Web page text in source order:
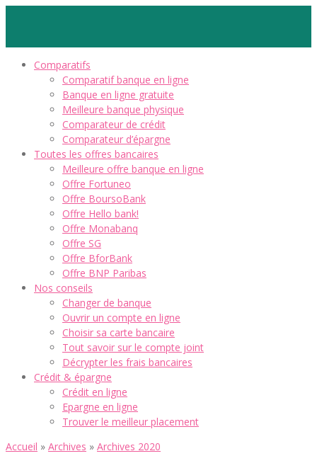
Comparatifs
Comparatif banque en ligne
Banque en ligne gratuite
Meilleure banque physique
Comparateur de crédit
Comparateur d’épargne
Toutes les offres bancaires
Meilleure offre banque en ligne
Offre Fortuneo
Offre BoursoBank
Offre Hello bank!
Offre Monabanq
Offre SG
Offre BforBank
Offre BNP Paribas
Nos conseils
Changer de banque
Ouvrir un compte en ligne
Choisir sa carte bancaire
Tout savoir sur le compte joint
Décrypter les frais bancaires
Crédit & épargne
Crédit en ligne
Epargne en ligne
Trouver le meilleur placement
Accueil » Archives » Archives 2020